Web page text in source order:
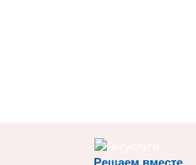
Решаем вместе